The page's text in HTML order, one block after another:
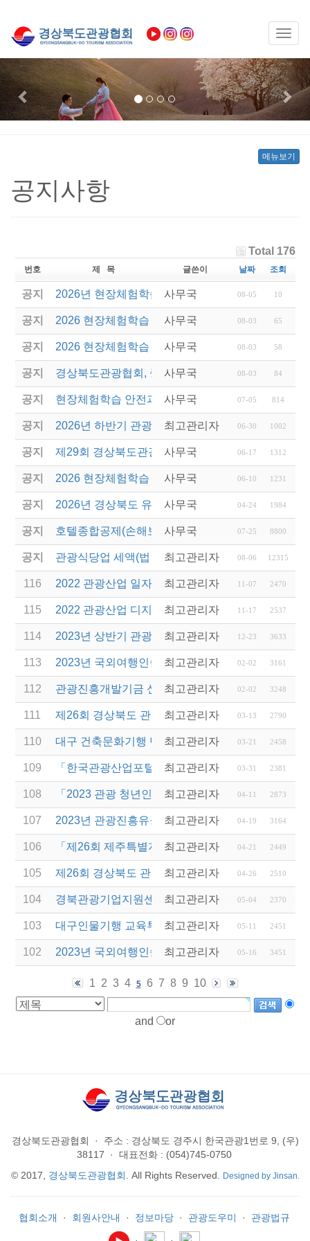
Previous
메뉴보기
공지사항
Total 176
번호 제 목 글쓴이 날짜 조회
공지 2026년 현장체험학습 안전과정(신규.재강습) 교육
사무국 08-05 10
공지 2026 현장체험학습 안전과정 교육(신규. 재강습)
사무국 08-03 65
공지 2026 현장체험학습 안전과정(신규. 재강습) 교육 성
사무국 08-03 58
공지 경상북도관광협회, 중국 단동 해외여행상품 개발 팸
사무국 08-03 84
공지 현장체험학습 안전과정(신규/재강습) 안내
사무국 07-05 814
공지 2026년 하반기 관광진흥개발기금 융자 시행 안내
최고관리자 06-30 1002
공지 제29회 경상북도관광기념품공모전 개최
사무국 06-17 1312
공지 2026 현장체험학습 안전과정(신규.재강습)
사무국 06-10 1231
공지 2026년 경상북도 유니크베뉴를 활용한 MICE행사
사무국 04-24 1984
공지 호텔종합공제(손해보험) 서비스 안내
사무국 07-25 8800
공지 관광식당업 세액(법인세 및 소득세)감면 제도 안내
최고관리자 08-06 12315
116 2022 관광산업 일자리박람회 개최 안내
최고관리자 11-07 2470
115 2022 관광산업 디지털혁신 포럼 안내
최고관리자 11-17 2537
114 2023년 상반기 관광진흥개발기금 융자 시행 안내
최고관리자 12-23 3633
113 2023년 국외여행인솔자(T/C) 2차 소양교육 안내
최고관리자 02-02 3161
112 관광진흥개발기금 신용보증부 운영자금 특별융자
최고관리자 02-02 3248
111 제26회 경상북도 관광기념품 공모전 개최 공고
최고관리자 03-13 2790
110 대구 건축문화기행 단체투어 여행사 모집 공고
최고관리자 03-21 2458
109 「한국관광산업포털(투어라즈)」 시범운영 안내
최고관리자 03-31 2381
108 「2023 관광 청년인턴제 지원 사업」 참여 사업체
최고관리자 04-11 2873
107 2023년 관광진흥유공자 정부 포상 대상자 추천 공고
최고관리자 04-19 3164
106 「제26회 제주특별자치도 관광기념품 공모전」 개
최고관리자 04-21 2449
105 제26회 경상북도 관광기념품 공모전 수상작 발표
최고관리자 04-26 2510
104 경북관광기업지원센터 2023년 비상주 협력기업 모
최고관리자 05-04 2370
103 대구인물기행 교육투어 여행사 모집 공고
최고관리자 05-11 2451
102 2023년 국외여행인솔자(T/C) 3차 소양교육 안내
최고관리자 05-16 3451
1 2 3 4 5 6 7 8 9 10
and or
경상북도관광협회 ·
주소 : 경상북도 경주시 한국관광1번로 9, (우)
38117
·
대표전화 : (054)745-0750
© 2017, 경상북도관광협회 . All Rights Reserved. Designed by Jinsan.
협회소개 · 회원사안내 · 정보마당 · 관광도우미 · 관광법규